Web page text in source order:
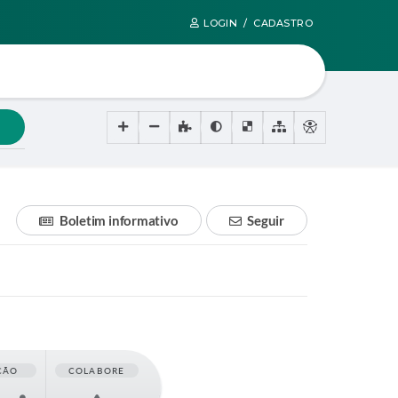
LOGIN / CADASTRO
Seguir
Boletim informativo
COLABORE